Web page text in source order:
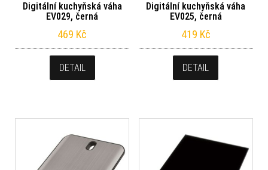
Digitální kuchyňská váha
EV029, černá
469 Kč
DETAIL
Digitální kuchyňská váha
EV025, černá
419 Kč
DETAIL